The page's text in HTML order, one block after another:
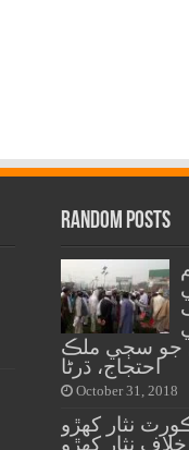
Random Posts
جو سڄي ملڪ
احتجاج، ڌرڻا
October 31, 2018
نثار کهڙو
نثار کهڙو